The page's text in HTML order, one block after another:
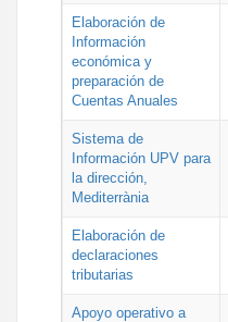
Elaboración de
Información
económica y
preparación de
Cuentas Anuales
Sistema de
Información UPV para
la dirección,
Mediterrània
Elaboración de
declaraciones
tributarias
Apoyo operativo a